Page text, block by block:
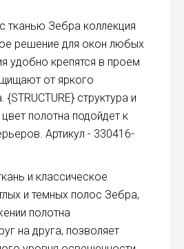
тканью Зебра коллекция
решение для окон любых
удобно крепятся в проем
от яркого
структура и
полотна подойдет к
Артикул - 330416-
и классическое
и темных полос Зебра,
полотна
на друга, позволяет